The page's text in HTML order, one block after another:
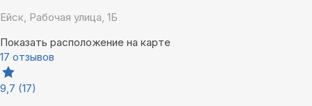
Ейск, Рабочая улица, 1Б
Показать расположение на карте
17 отзывов
9,7 (17)